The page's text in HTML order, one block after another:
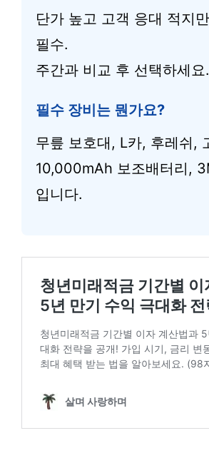
단가 높고 고객 응대 적지
필수.
주간과 비교 후 선택하세요.
필수 장비는 뭔가요?
무릎 보호대, L카, 후레쉬,
10,000mAh 보조배터리,
입니다.